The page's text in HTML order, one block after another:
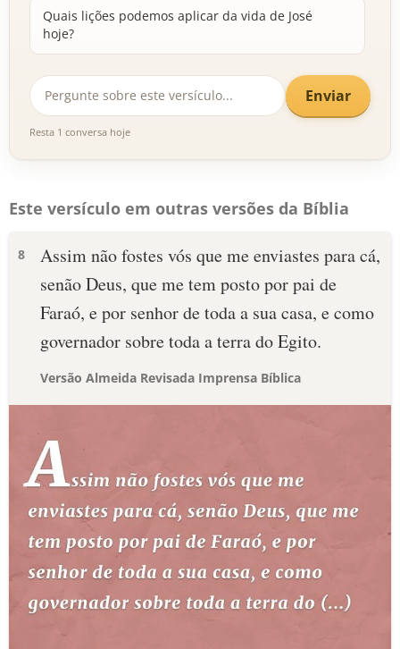
Quais lições podemos aplicar da vida de José
hoje?
Enviar
Resta 1 conversa hoje
Este versículo em outras versões da Bíblia
8
Assim não fostes vós que me enviastes para cá,
senão Deus, que me tem posto por pai de
Faraó, e por senhor de toda a sua casa, e como
governador sobre toda a terra do Egito.
Versão Almeida Revisada Imprensa Bíblica